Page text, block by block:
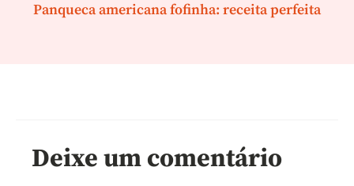
Panqueca americana fofinha: receita perfeita
Deixe um comentário